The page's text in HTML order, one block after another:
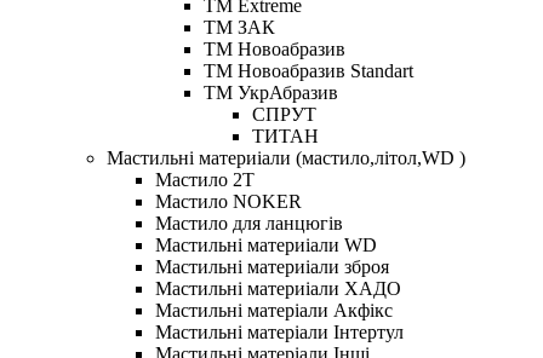
ТМ Extreme
ТМ ЗАК
ТМ Новоабразив
ТМ Новоабразив Standart
ТМ УкрАбразив
СПРУТ
ТИТАН
Мастильні материіали (мастило,літол,WD )
Мастило 2Т
Мастило NOKER
Мастило для ланцюгів
Мастильні материіали WD
Мастильні материіали зброя
Мастильні материіали ХАДО
Мастильні матеріали Акфікс
Мастильні матеріали Інтертул
Мастильні матеріали Інші